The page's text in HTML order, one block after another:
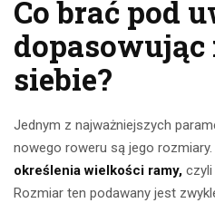
Co brać pod
dopasowując
siebie?
Jednym z najważniejszych
nowego roweru są jego rozmiary.
określenia wielkości ramy, czyli
Rozmiar ten podawany jest